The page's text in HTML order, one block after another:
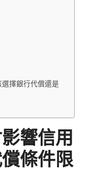
擇銀行代償還是
響信用
條件限